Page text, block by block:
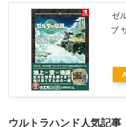
ゼ
ブ
ウルトラハンド人気記事